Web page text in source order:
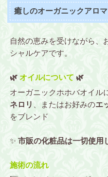
癒しのオーガニックアロ
自然の恵みを受けながら、
シャルケアです。
🌿 オイルについて 🌿
オーガニックホホバオイル
ネロリ 、またはお好みのエ
をブレンド
✨ 市販の化粧品は一切使用
施術の流れ